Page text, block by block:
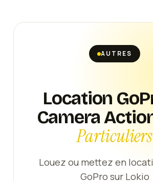
AUTRES
Location
Camera
Particuliers
Louez ou mettez en
GoPro sur Lokio